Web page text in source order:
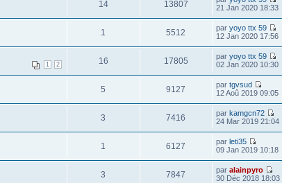
14 13807
21 Jan 2020 18:33
1 5512 paryoyo ttx 59
12 Jan 2020 17:56
1 2 16 17805 paryoyo ttx 59
02 Jan 2020 10:30
5 9127 partgvsud
12 Aoû 2019 09:05
3 7416 parkamgcn72
24 Mar 2019 21:04
1 6127 parleti35
09 Jan 2019 10:18
3 7847 paralainpyro
30 Déc 2018 18:03